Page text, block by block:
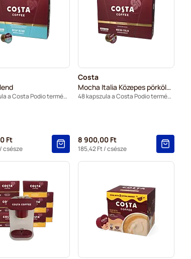
48 kapszula a Costa Podio termékhez
Ft
csésze
Costa
Mocha Italia Közepes pörkölés (Kis Csésze)
48 kapszula a Costa Podio termékhez
8 900,00 Ft
185,42 Ft/ csésze